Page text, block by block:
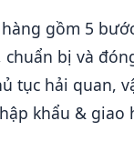
gồm 5
chuẩn bị và
tục hải quan,
khẩu & giao